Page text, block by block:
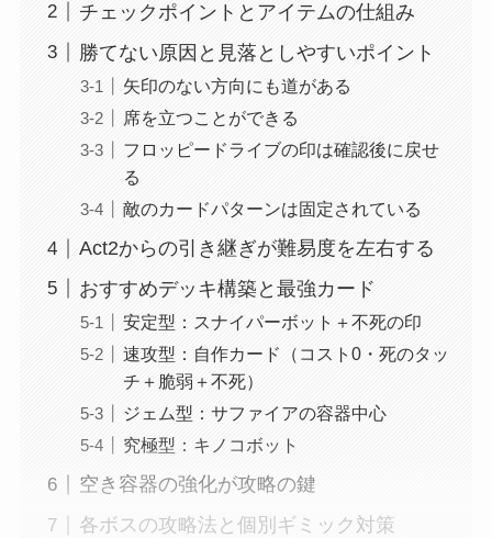
チェックポイントとアイテムの仕組み
勝てない原因と見落としやすいポイント
矢印のない方向にも道がある
席を立つことができる
フロッピードライブの印は確認後に戻せ
る
敵のカードパターンは固定されている
Act2からの引き継ぎが難易度を左右する
おすすめデッキ構築と最強カード
安定型：スナイパーボット＋不死の印
速攻型：自作カード（コスト0・死のタッ
チ＋脆弱＋不死）
ジェム型：サファイアの容器中心
究極型：キノコボット
空き容器の強化が攻略の鍵
各ボスの攻略法と個別ギミック対策